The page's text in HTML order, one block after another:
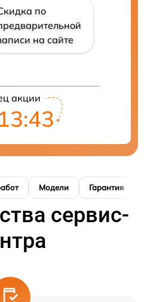
по
на сайте
акции
Модели Гарантия
сервис-